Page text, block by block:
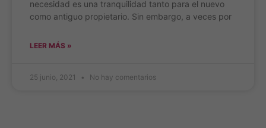
necesidad es una tranquilidad tanto para el nuevo
como antiguo propietario. Sin embargo, a veces por
LEER MÁS »
25 junio, 2021 No hay comentarios